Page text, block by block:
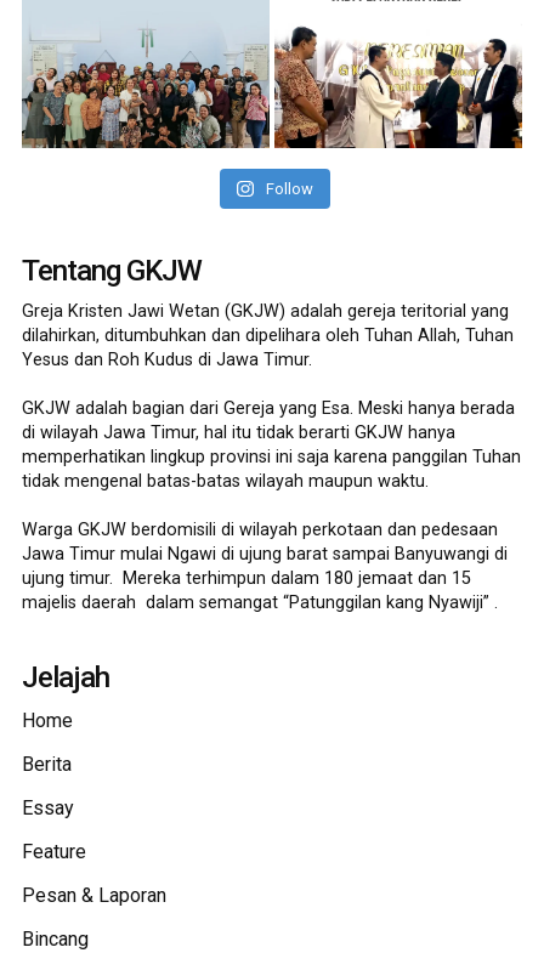
Follow
Tentang GKJW
Greja Kristen Jawi Wetan (GKJW) adalah gereja teritorial yang
dilahirkan, ditumbuhkan dan dipelihara oleh Tuhan Allah, Tuhan
Yesus dan Roh Kudus di Jawa Timur.
GKJW adalah bagian dari Gereja yang Esa. Meski hanya berada
di wilayah Jawa Timur, hal itu tidak berarti GKJW hanya
memperhatikan lingkup provinsi ini saja karena panggilan Tuhan
tidak mengenal batas-batas wilayah maupun waktu.
Warga GKJW berdomisili di wilayah perkotaan dan pedesaan
Jawa Timur mulai Ngawi di ujung barat sampai Banyuwangi di
ujung timur. Mereka terhimpun dalam 180 jemaat dan 15
majelis daerah dalam semangat “Patunggilan kang Nyawiji” .
Jelajah
Home
Berita
Essay
Feature
Pesan & Laporan
Bincang